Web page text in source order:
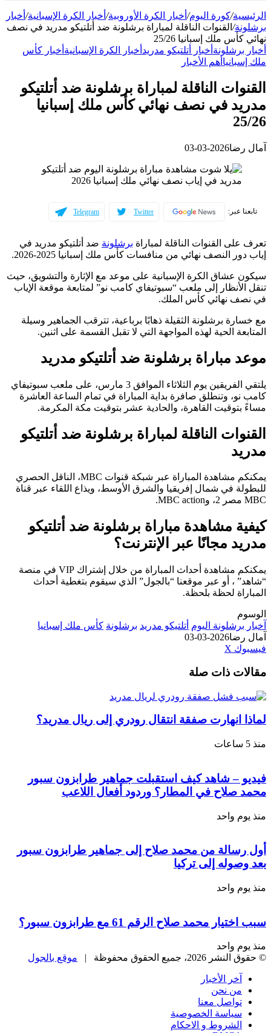
الرئيسية/كورة اليوم/ أخبار الكرة الأوروبية/ أخبار الكرة الإسبانية/ أخبار
برشلونة/ القنوات الناقلة لمباراة برشلونة ضد أتلتيكو مدريد في نصف
نهائي كأس ملك إسبانيا 25/26
أخبار برشلونة أخبار أتلتيكو مدريد أخبار الكرة الإسبانية أخبار كأس
ملك إسبانيا أهم الأخبار
القنوات الناقلة لمباراة برشلونة ضد أتلتيكو
مدريد في نصف نهائي كأس ملك إسبانيا
25/26
آمال رضا2026-03-03
تابعنا عبر: Twitter
Telegram
تعرف على القنوات الناقلة لمباراة برشلونة ضد أتلتيكو مدريد في
إياب دور النصف نهائي من منافسات كأس ملك إسبانيا 2025-2026.
سيكون عشاق الكرة الإسبانية على موعد مع الإثارة والتشويق، حيث
تنقل الأنظار إلى ملعب “سبوتيفاي كامب نو” لمتابعة موقعة الإياب
في نصف نهائي كأس الملك.
مع خسارة برشلونة الثقيلة ذهابًا برباعية، تترقب الجماهير وسيلة
المتابعة الحية لهذه المواجهة التي لا تقبل القسمة على اثنين.
​موعد مباراة برشلونة ضد أتلتيكو مدريد
يلتقي الفريقين يوم الثلاثاء الموافق 3 مارس، على ملعب سبوتيفاي
كامب نو، وتنطلق صافرة بداية المباراة في تمام الساعة العاشرة
مساءً بتوقيت القاهرة، والحادية عشر بتوقيت مكة المكرمة.
القنوات الناقلة لمباراة برشلونة ضد أتلتيكو
مدريد
يمكنكم مشاهدة المباراة عبر شبكة قنوات MBC، الناقل الحصري
للبطولة في شمال إفريقيا والشرق الأوسط، ويذاع اللقاء عبر قناة
MBC مصر 2، وMBC action.
كيفية مشاهدة مباراة برشلونة ضد أتلتيكو
مدريد مجانًا عبر الإنترنت؟
يمكنكم مشاهدة أحداث المباراة من خلال إشتراك VIP في منصة
“شاهد” ، أو عبر موقعنا “بالجول” الذي سيقوم بتغطية أحداث
المباراة لحظة بلحظة.
الوسوم
آخبار برشلونة اليوم أتلتيكو مدريد برشلونة كأس ملك إسبانيا
آمال رضا2026-03-03
فيسبوك ‫X
البريد
مقالات ذات صلة
لماذا انهارت صفقة انتقال رودري إلى ريال مدريد؟
منذ 5 ساعات
فيديو – شاهد كيف استقبلت جماهير طرابزون سبور
محمد صلاح في المطار؟ وردود أفعال اللاعب
منذ يوم واحد
أول رسالة من محمد صلاح إلى جماهير طرابزون سبور
بعد وصوله إلى تركيا
منذ يوم واحد
سبب اختيار محمد صلاح الرقم 61 مع طرابزون سبور؟
منذ يوم واحد
© حقوق النشر 2026، جميع الحقوق محفوظة |
موقع بالجول
آخر الأخبار
من نحن
تواصل معنا
سياسة الخصوصية
الشروط و الاحكام